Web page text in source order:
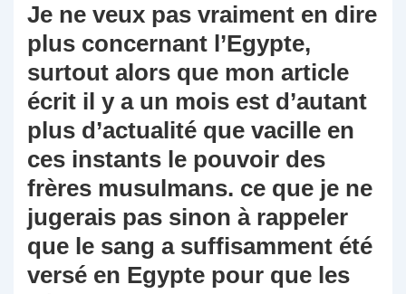
Je ne veux pas vraiment en dire
plus concernant l’Egypte,
surtout alors que mon article
écrit il y a un mois est d’autant
plus d’actualité que vacille en
ces instants le pouvoir des
frères musulmans. ce que je ne
jugerais pas sinon à rappeler
que le sang a suffisamment été
versé en Egypte pour que les